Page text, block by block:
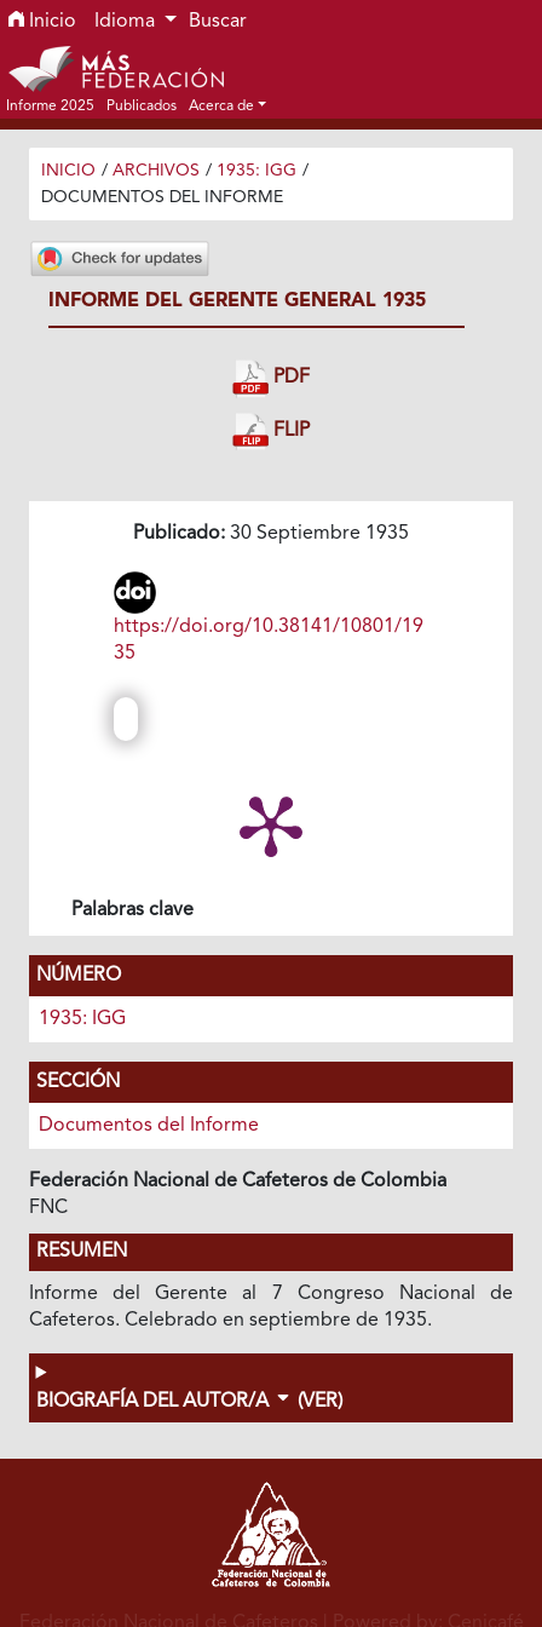
Ir al menú de navegación principal
Ir al contenido principal
Ir al pie de página del sitio
Inicio Idioma Buscar
Informe 2025 Publicados Acerca de
INICIO / ARCHIVOS / 1935: IGG /
DOCUMENTOS DEL INFORME
INFORME DEL GERENTE GENERAL 1935
PDF
FLIP
Publicado: 30 Septiembre 1935
https://doi.org/10.38141/10801/19
35
Palabras clave
NÚMERO
1935: IGG
SECCIÓN
Documentos del Informe
Federación Nacional de Cafeteros de Colombia
FNC
RESUMEN
Informe del Gerente al 7 Congreso Nacional de
Cafeteros. Celebrado en septiembre de 1935.
BIOGRAFÍA DEL AUTOR/A (VER)
Federación Nacional de Cafeteros | Powered by: Cenicafé